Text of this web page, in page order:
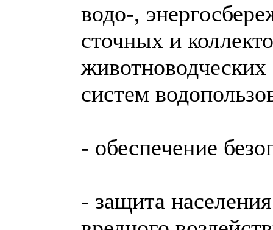
водо-,
сточных и
животноводческих
систем
- обеспечение
- защита